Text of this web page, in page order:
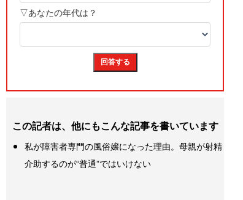
この記者は、他にもこんな記事を書いています
私が障害者専門の風俗嬢になった理由。母親が射精
介助するのが“普通”ではいけない